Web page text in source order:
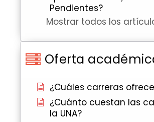
Pendientes?
Mostrar todos los
Oferta
¿Cuáles carreras
¿Cuánto cuestan las
la UNA?